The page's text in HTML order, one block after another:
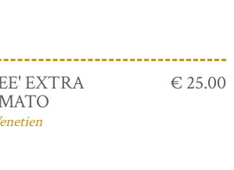
EXTRA € 25.00